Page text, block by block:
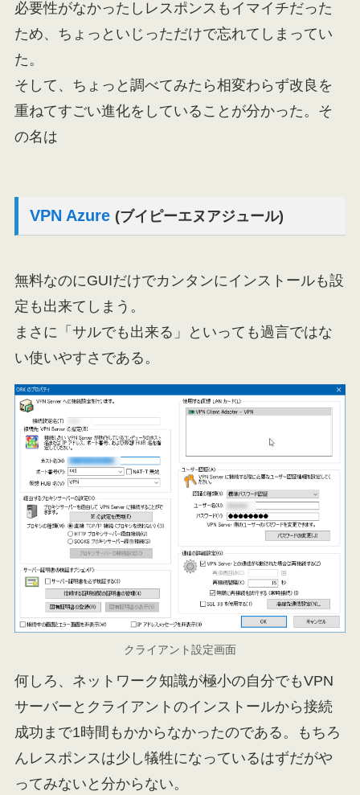
必要性がなかったしレスポンスもイマイチだった
ため、ちょっといじっただけで忘れてしまってい
た。
そして、ちょっと調べてみたら相変わらず改良を
重ねてすごい進化をしていることが分かった。そ
の名は
VPN Azure (ブイピーエヌアジュール)
無料なのにGUIだけでカンタンにインストールも設
定も出来てしまう。
まさに「サルでも出来る」といっても過言ではな
い使いやすさである。
クライアント設定画面
何しろ、ネットワーク知識が極小の自分でもVPN
サーバーとクライアントのインストールから接続
成功まで1時間もかからなかったのである。もちろ
んレスポンスは少し犠牲になっているはずだがや
ってみないと分からない。